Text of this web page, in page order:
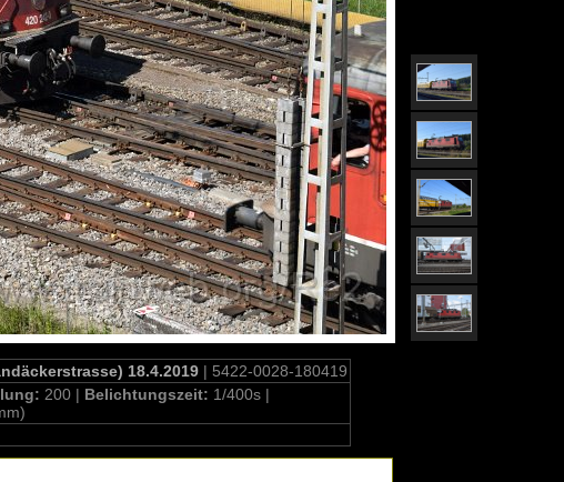
18.4.2019| 5422-0028-180419
200 | Belichtungszeit: 1/400s |